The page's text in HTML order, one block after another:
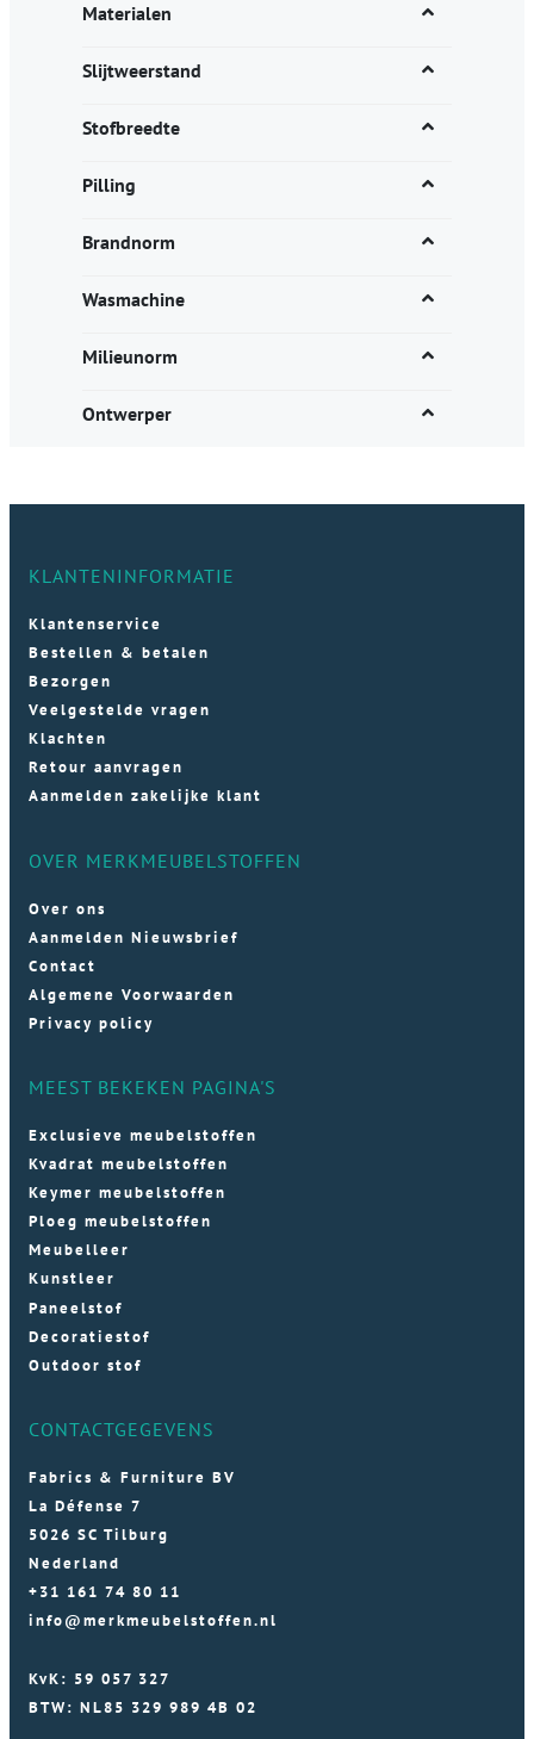
Materialen
Slijtweerstand
Stofbreedte
Pilling
Brandnorm
Wasmachine
Milieunorm
Ontwerper
KLANTENINFORMATIE
Klantenservice
Bestellen & betalen
Bezorgen
Veelgestelde vragen
Klachten
Retour aanvragen
Aanmelden zakelijke klant
OVER MERKMEUBELSTOFFEN
Over ons
Aanmelden Nieuwsbrief
Contact
Algemene Voorwaarden
Privacy policy
MEEST BEKEKEN PAGINA'S
Exclusieve meubelstoffen
Kvadrat meubelstoffen
Keymer meubelstoffen
Ploeg meubelstoffen
Meubelleer
Kunstleer
Paneelstof
Decoratiestof
Outdoor stof
CONTACTGEGEVENS
Fabrics & Furniture BV
La Défense 7
5026 SC Tilburg
Nederland
+31 161 74 80 11
info@merkmeubelstoffen.nl
KvK: 59 057 327
BTW: NL85 329 989 4B 02